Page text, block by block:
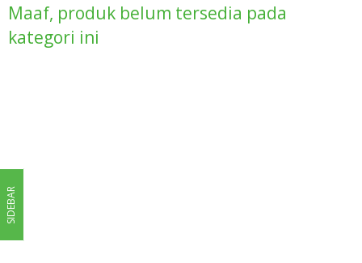
Maaf, produk belum tersedia pada
kategori ini
SIDEBAR